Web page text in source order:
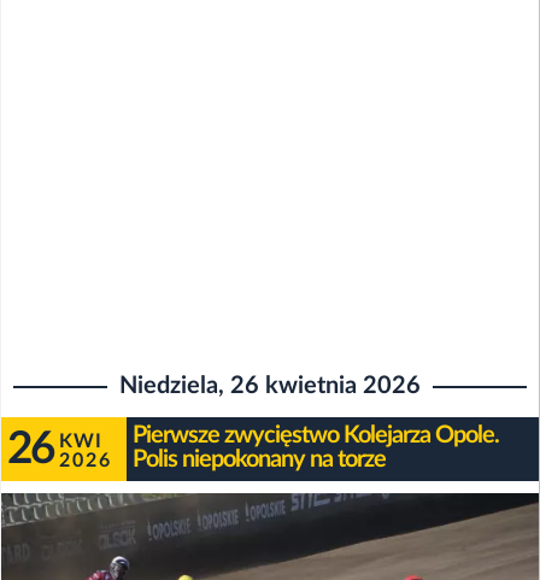
Niedziela, 26 kwietnia 2026
26 KWI
2026
Pierwsze zwycięstwo Kolejarza Opole.
Polis niepokonany na torze